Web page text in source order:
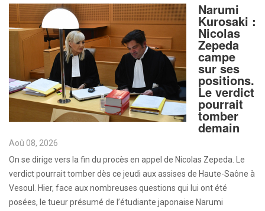
Narumi
Kurosaki :
Nicolas
Zepeda
campe
sur ses
positions.
Le verdict
pourrait
tomber
demain
Aoû 08, 2026
On se dirige vers la fin du procès en appel de Nicolas Zepeda. Le
verdict pourrait tomber dès ce jeudi aux assises de Haute-Saône à
Vesoul. Hier, face aux nombreuses questions qui lui ont été
posées, le tueur présumé de l’étudiante japonaise Narumi